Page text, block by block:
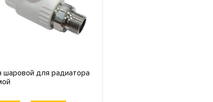
шаровой для радиатора